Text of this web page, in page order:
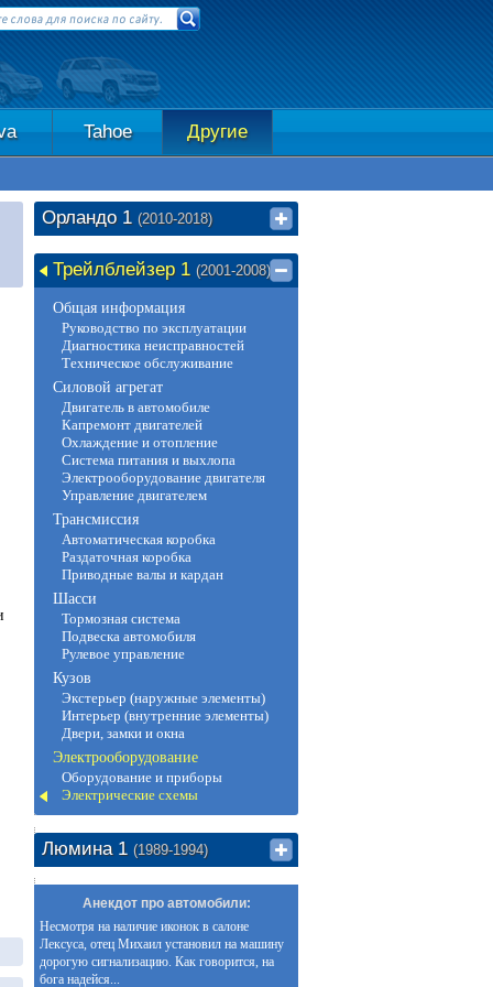
Tahoe Другие
Орландо 1 (2010-2018)
Трейлблейзер 1 (2001-2008)
Общая информация
Руководство по эксплуатации
Диагностика неисправностей
Техническое обслуживание
Силовой агрегат
Двигатель в автомобиле
Капремонт двигателей
Охлаждение и отопление
Система питания и выхлопа
Электрооборудование двигателя
Управление двигателем
Трансмиссия
Автоматическая коробка
Раздаточная коробка
Приводные валы и кардан
Шасси
Тормозная система
Подвеска автомобиля
Рулевое управление
Кузов
Экстерьер (наружные элементы)
Интерьер (внутренние элементы)
Двери, замки и окна
Электрооборудование
Оборудование и приборы
Электрические схемы
Люмина 1 (1989-1994)
Анекдот про автомобили:
Несмотря на наличие иконок в салоне
Лексуса, отец Михаил установил на машину
дорогую сигнализацию. Как говорится, на
бога надейся...